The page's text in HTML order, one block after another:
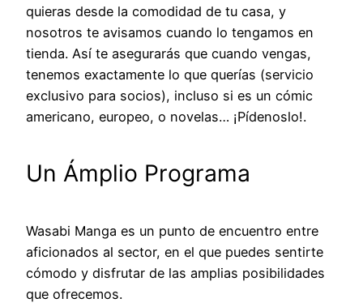
quieras desde la comodidad de tu casa, y
nosotros te avisamos cuando lo tengamos en
tienda. Así te asegurarás que cuando vengas,
tenemos exactamente lo que querías (servicio
exclusivo para socios), incluso si es un cómic
americano, europeo, o novelas… ¡Pídenoslo!.
Un Ámplio Programa
Wasabi Manga es un punto de encuentro entre
aficionados al sector, en el que puedes sentirte
cómodo y disfrutar de las amplias posibilidades
que ofrecemos.